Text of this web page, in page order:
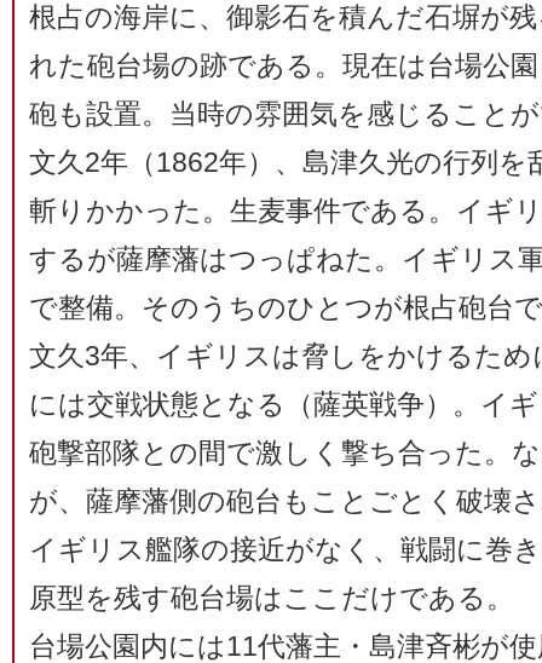
根占の海岸に、御影石を積んだ石塀が
れた砲台場の跡である。現在は台場公
砲も設置。当時の雰囲気を感じること
文久2年（1862年）、島津久光の行列
斬りかかった。生麦事件である。イギ
するが薩摩藩はつっぱねた。イギリス
で整備。そのうちのひとつが根占砲台
文久3年、イギリスは脅しをかけるた
には交戦状態となる（薩英戦争）。イ
砲撃部隊との間で激しく撃ち合った。
が、薩摩藩側の砲台もことごとく破壊
イギリス艦隊の接近がなく、戦闘に巻
原型を残す砲台場はここだけである。
台場公園内には11代藩主・島津斉彬が